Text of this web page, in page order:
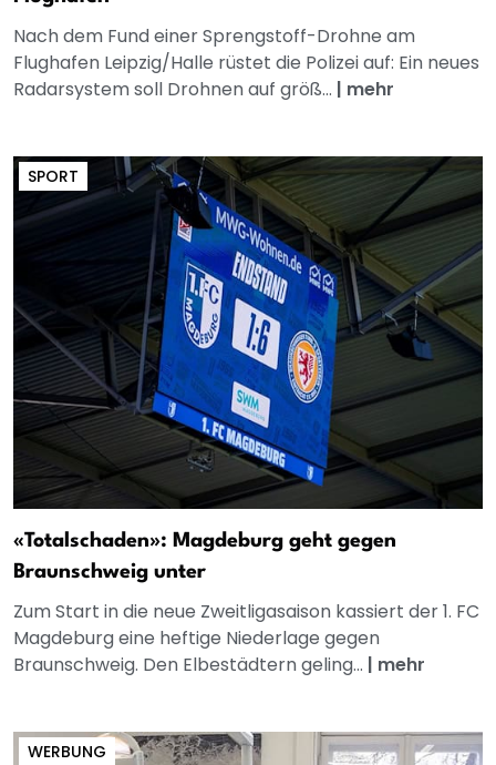
Nach dem Fund einer Sprengstoff-Drohne am
Flughafen Leipzig/Halle rüstet die Polizei auf: Ein neues
Radarsystem soll Drohnen auf größ... | mehr
SPORT
«Totalschaden»: Magdeburg geht gegen
Braunschweig unter
Zum Start in die neue Zweitligasaison kassiert der 1. FC
Magdeburg eine heftige Niederlage gegen
Braunschweig. Den Elbestädtern geling... | mehr
WERBUNG